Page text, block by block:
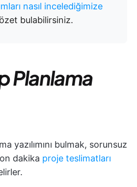
nasıl incelediğimize
özet bulabilirsiniz.
Planlama
yazılımını bulmak, sorunsuz
dakika proje teslimatları